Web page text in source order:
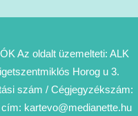
Az oldalt üzemelteti: ALK
Horog u 3.
szám / Cégjegyzékszám:
kartevo@medianette.hu